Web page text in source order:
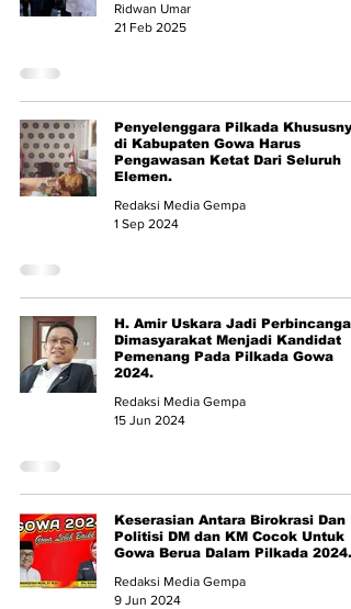
Ridwan Umar
21 Feb 2025
Penyelenggara Pilkada
di Kabupaten Gowa Harus
Pengawasan Ketat Dari Seluruh
Elemen.
Redaksi Media Gempa
1 Sep 2024
H. Amir Uskara Jadi Perbincangan
Dimasyarakat Menjadi Kandidat
Pemenang Pada Pilkada Gowa
2024.
Redaksi Media Gempa
15 Jun 2024
Keserasian Antara Birokrasi Dan
Politisi DM dan KM Cocok Untuk
Gowa Berua Dalam Pilkada 2024.
Redaksi Media Gempa
9 Jun 2024